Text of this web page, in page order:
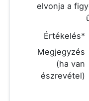
elvonja a
Értékelés*
Megjegyzés
(ha van
észrevétel)